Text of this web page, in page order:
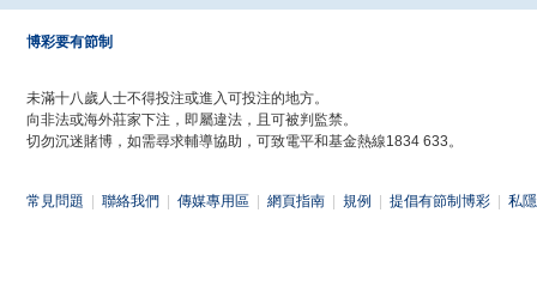
博彩要有節制
未滿十八歲人士不得投注或進入可投注的地方。
向非法或海外莊家下注，即屬違法，且可被判監禁。
切勿沉迷賭博，如需尋求輔導協助，可致電平和基金熱線1834 633。
常見問題 聯絡我們 傳媒專用區 網頁指南 規例 提倡有節制博彩 私